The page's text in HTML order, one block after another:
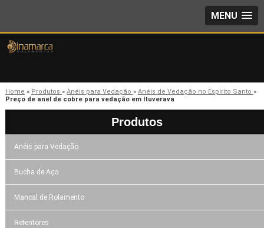
MENU
Home » Produtos » Anéis para Vedação » Anéis de Vedação no Espírito Santo »
Preço de anel de cobre para vedação em Ituverava
Produtos
Anéis para Vedação
Bucha de Aço
Mancal de Rolamento
Retentores